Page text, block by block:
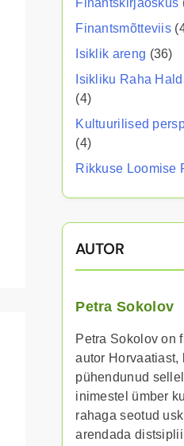
Finantskirjaoskus
Finantsmõtteviis
Isiklik areng (36)
Isikliku Raha
(4)
Kultuurilised
(4)
Rikkuse Loomise
AUTOR
Petra Sokolov
Petra Sokolov on
autor Horvaatiast,
pühendunud
inimestel ümber
rahaga seotud
arendada